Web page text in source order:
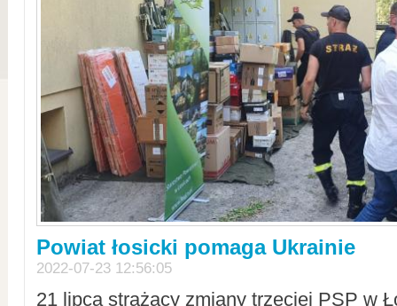
Powiat łosicki pomaga Ukrainie
2022-07-23 12:56:05
21 lipca strażacy zmiany trzeciej PSP w